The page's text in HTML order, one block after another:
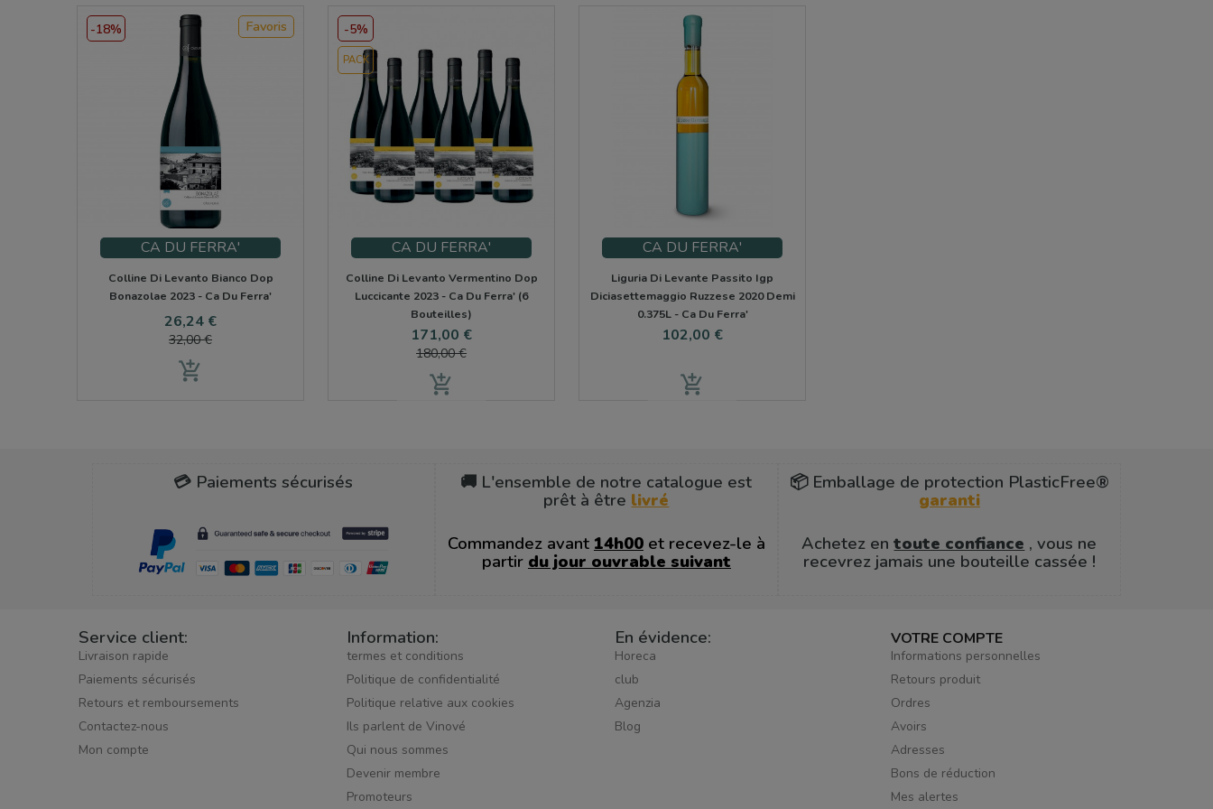
CA DU FERRA'
Colline Di Levanto Bianco Dop
Bonazolae 2023 - Ca Du Ferra'
Prix
26,24 €Prix
32,00 €
Favoris
add_shopping_cart
-18%
CA DU FERRA'
Colline Di Levanto Vermentino Dop
Luccicante 2023 - Ca Du Ferra' (6
Bouteilles)
Prix
171,00 €Prix
180,00 €
add_shopping_cart
-5%
PACK
CA DU FERRA'
Liguria Di Levante Passito Igp
Diciasettemaggio Ruzzese 2020 Demi
0.375L - Ca Du Ferra'
Prix
102,00 €
add_shopping_cart
💳 Paiements sécurisés
🚚 L'ensemble de notre catalogue est
prêt à être livré
Commandez avant 14h00 et recevez-le à
partir du jour ouvrable suivant
📦 Emballage de protection PlasticFree®
garanti
Achetez entoute confiance , vous ne
recevrez jamais une bouteille cassée !
Service client:
Livraison rapide
Paiements sécurisés
Retours et remboursements
Contactez-nous
Mon compte
Information:
termes et conditions
Politique de confidentialité
Politique relative aux cookies
Ils parlent de Vinové
Qui nous sommes
Devenir membre
Promoteurs
En évidence:
Horeca
club
Agenzia
Blog
VOTRE COMPTE
Informations personnelles
Retours produit
Ordres
Avoirs
Adresses
Bons de réduction
Mes alertes